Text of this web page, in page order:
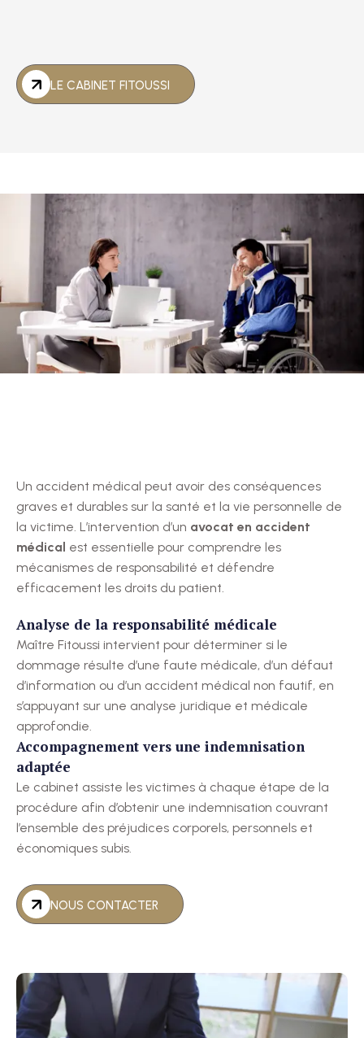
LE CABINET FITOUSSI
Un accident médical peut avoir des conséquences
graves et durables sur la santé et la vie personnelle de
la victime. L’intervention d’un avocat en accident
médical est essentielle pour comprendre les
mécanismes de responsabilité et défendre
efficacement les droits du patient.
Analyse de la responsabilité médicale
Maître Fitoussi intervient pour déterminer si le
dommage résulte d’une faute médicale, d’un défaut
d’information ou d’un accident médical non fautif, en
s’appuyant sur une analyse juridique et médicale
approfondie.
Accompagnement vers une indemnisation
adaptée
Le cabinet assiste les victimes à chaque étape de la
procédure afin d’obtenir une indemnisation couvrant
l’ensemble des préjudices corporels, personnels et
économiques subis.
NOUS CONTACTER